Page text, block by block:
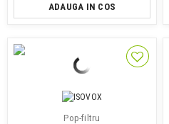
ADAUGA IN COS
Pop-filtru